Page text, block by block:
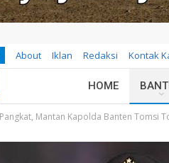
About Iklan Redaksi Kontak
HOME
Mantan Kapolda Banten Tomsi